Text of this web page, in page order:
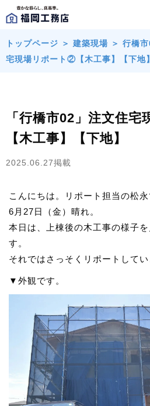
トップページ ＞ 建築現場 ＞ 行橋
宅現場リポート②【木工事】【下地】
「行橋市02」注文住
【木工事】【下地】
2025.06.27掲載
こんにちは。リポート担当の松永
6月27日（金）晴れ。
本日は、上棟後の木工事の様子
す。
それではさっそくリポートしてい
▼外観です。